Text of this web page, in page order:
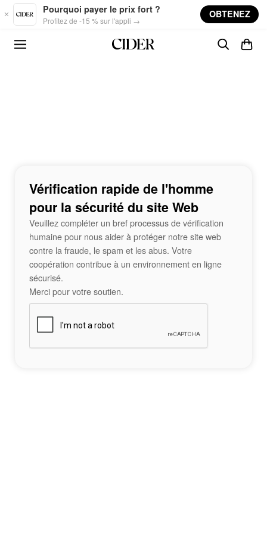
Skip to main content
Pourquoi payer le prix fort ?
Profitez de -15 % sur l'appli →
OBTENEZ
Vérification rapide de l'homme
pour la sécurité du site Web
Veuillez compléter un bref processus de vérification
humaine pour nous aider à protéger notre site web
contre la fraude, le spam et les abus. Votre
coopération contribue à un environnement en ligne
sécurisé.
Merci pour votre soutien.